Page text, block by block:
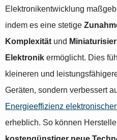
Elektronikentwicklung
indem es eine stetige
Komplexität und
Elektronik ermöglicht. Dies
kleineren und
Geräten, sondern verbessert
Energieeffizienz
erheblich. So können